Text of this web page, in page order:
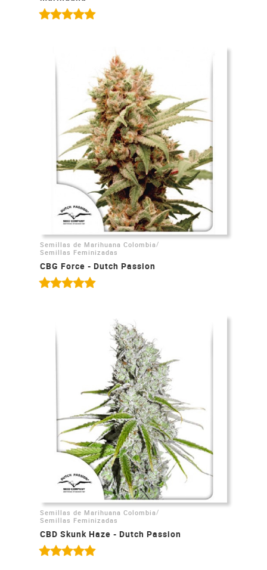
Semillas de Marihuana Colombia /
Semillas Feminizadas
CBG Force - Dutch Passion
Semillas de Marihuana Colombia/
Semillas Feminizadas
CBD Skunk Haze - Dutch Passion